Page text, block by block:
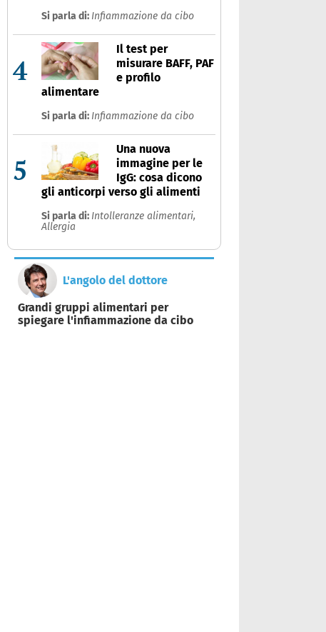
Si parla di: Infiammazione da cibo
4
Il test per
misurare BAFF, PAF
e profilo
alimentare
Si parla di: Infiammazione da cibo
5
Una nuova
immagine per le
IgG: cosa dicono
gli anticorpi verso gli alimenti
Si parla di: Intolleranze alimentari,
Allergia
L'angolo del dottore
Grandi gruppi alimentari per
spiegare l'infiammazione da cibo